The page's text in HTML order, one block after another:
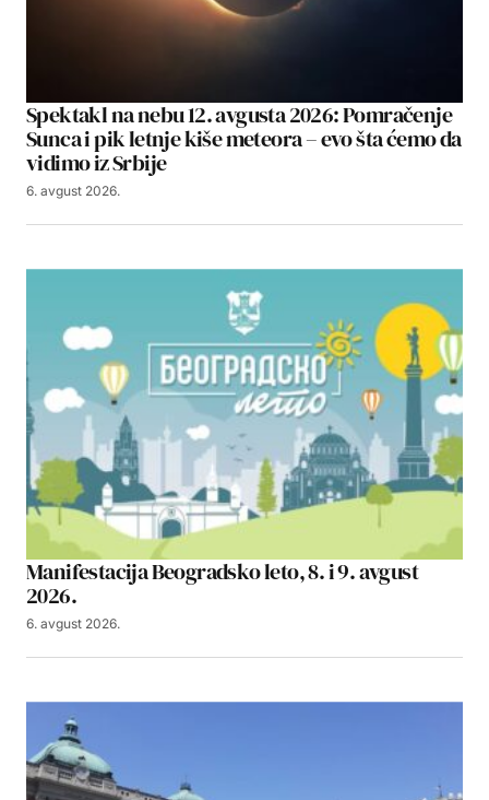
Spektakl na nebu 12. avgusta 2026: Pomračenje
Sunca i pik letnje kiše meteora – evo šta ćemo da
vidimo iz Srbije
6. avgust 2026.
Manifestacija Beogradsko leto, 8. i 9. avgust
2026.
6. avgust 2026.